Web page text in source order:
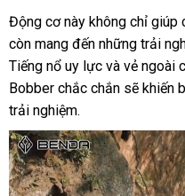
Động cơ này không chỉ giúp
còn mang đến những trải
Tiếng nổ uy lực và vẻ ngoài
Bobber chắc chắn sẽ khiến
trải nghiệm.